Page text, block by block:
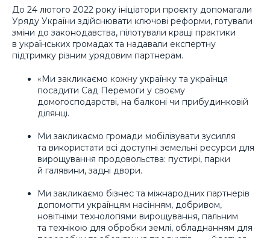
До 24 лютого 2022 року ініціатори проєкту допомагали
Уряду України здійснювати ключові реформи, готували
зміни до законодавства, пілотували кращі практики
в українських громадах та надавали експертну
підтримку різним урядовим партнерам.
«Ми закликаємо кожну українку та українця
посадити Сад Перемоги у своєму
домогосподарстві, на балконі чи прибудинковій
ділянці.
Ми закликаємо громади мобілізувати зусилля
та використати всі доступні земельні ресурси для
вирощування продовольства: пустирі, парки
й галявини, задні двори.
Ми закликаємо бізнес та міжнародних партнерів
допомогти українцям насінням, добривом,
новітніми технологіями вирощування, пальним
та технікою для обробки землі, обладнанням для